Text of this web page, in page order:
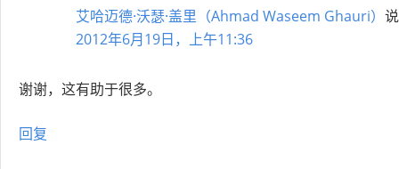
艾哈迈德·沃瑟·盖里（Ahmad Waseem Ghauri） 说
2012年6月19日，上午11:36
谢谢，这有助于很多。
回复